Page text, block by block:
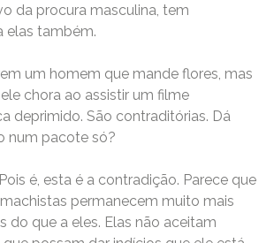
da procura masculina, tem
elas também.
um homem que mande flores, mas
chora ao assistir um filme
deprimido. São contraditórias. Dá
num pacote só?
é, esta é a contradição. Parece que
permanecem muito mais
do que a eles. Elas não aceitam